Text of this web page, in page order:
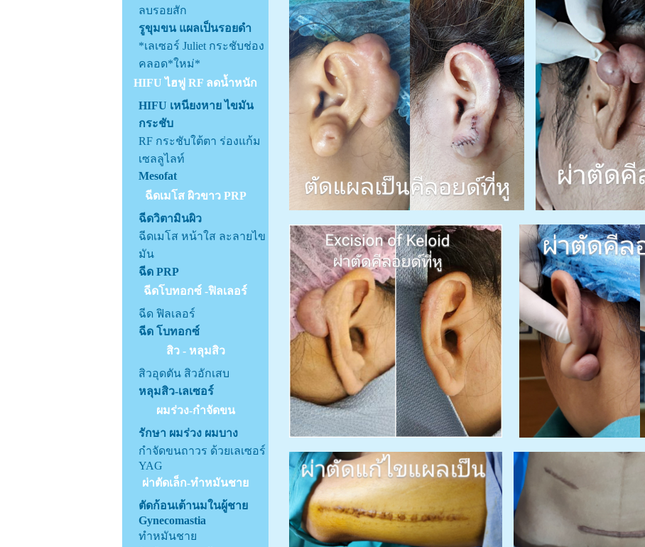
ลบรอยสัก
รูขุมขน แผลเป็นรอยดำ
*เลเซอร์ Juliet กระชับช่อง
คลอด*ใหม่*
HIFU ไฮฟู RF ลดน้ำหนัก
HIFU เหนียงหาย ไขมัน
กระชับ
RF กระชับใต้ตา ร่องแก้ม
เซลลูไลท์
Mesofat
ฉีดเมโส ผิวขาว PRP
ฉีดวิตามินผิว
ฉีดเมโส หน้าใส ละลายไข
มัน
ฉีด PRP
ฉีดโบทอกซ์ -ฟิลเลอร์
ฉีด ฟิลเลอร์
ฉีด โบทอกซ์
สิว - หลุมสิว
สิวอุดตัน สิวอักเสบ
หลุมสิว-เลเซอร์
ผมร่วง-กำจัดขน
รักษา ผมร่วง ผมบาง
กำจัดขนถาวร ด้วยเลเซอร์
YAG
ผ่าตัดเล็ก-ทำหมันชาย
ตัดก้อนเต้านมในผู้ชาย
Gynecomastia
ทำหมันชาย